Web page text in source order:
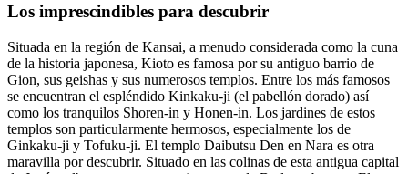
Los imprescindibles para descubrir
Situada en la región de Kansai, a menudo considerada como la cuna
de la historia japonesa, Kioto es famosa por su antiguo barrio de
Gion, sus geishas y sus numerosos templos. Entre los más famosos
se encuentran el espléndido Kinkaku-ji (el pabellón dorado) así
como los tranquilos Shoren-in y Honen-in. Los jardines de estos
templos son particularmente hermosos, especialmente los de
Ginkaku-ji y Tofuku-ji. El templo Daibutsu Den en Nara es otra
maravilla por descubrir. Situado en las colinas de esta antigua capital